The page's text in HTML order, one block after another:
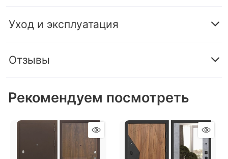
Уход и эксплуатация
Отзывы
Рекомендуем посмотреть